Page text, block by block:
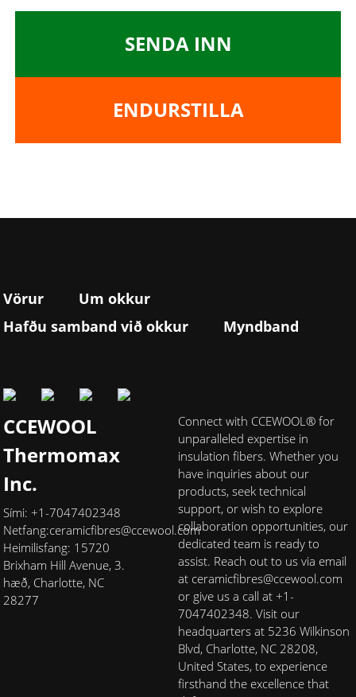
SENDA INN
ENDURSTILLA
Vörur
Um okkur
Hafðu samband við okkur
Myndband
CCEWOOL
Thermomax
Inc.
Sími: +1-7047402348
Netfang:ceramicfibres@ccewool.com
Heimilisfang: 15720
Brixham Hill Avenue, 3.
hæð, Charlotte, NC
28277
Connect with CCEWOOL® for
unparalleled expertise in
insulation fibers. Whether you
have inquiries about our
products, seek technical
support, or wish to explore
collaboration opportunities, our
dedicated team is ready to
assist. Reach out to us via email
at ceramicfibres@ccewool.com
or give us a call at +1-
7047402348. Visit our
headquarters at 5236 Wilkinson
Blvd, Charlotte, NC 28208,
United States, to experience
firsthand the excellence that